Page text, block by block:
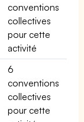
conventions
collectives
pour cette
activité
6
conventions
collectives
pour cette